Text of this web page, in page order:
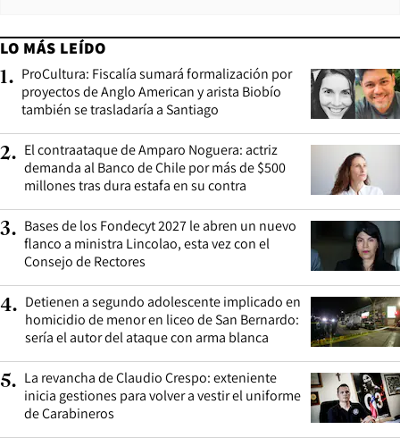
LO MÁS LEÍDO
1. ProCultura: Fiscalía sumará formalización por
proyectos de Anglo American y arista Biobío
también se trasladaría a Santiago
2. El contraataque de Amparo Noguera: actriz
demanda al Banco de Chile por más de $500
millones tras dura estafa en su contra
3. Bases de los Fondecyt 2027 le abren un nuevo
flanco a ministra Lincolao, esta vez con el
Consejo de Rectores
4. Detienen a segundo adolescente implicado en
homicidio de menor en liceo de San Bernardo:
sería el autor del ataque con arma blanca
5. La revancha de Claudio Crespo: exteniente
inicia gestiones para volver a vestir el uniforme
de Carabineros